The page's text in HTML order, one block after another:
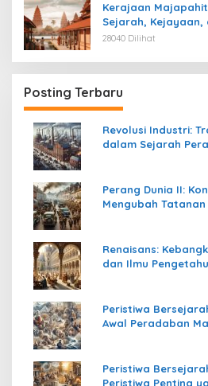
Kerajaan Majapahit
Sejarah, Kejayaan,
28040 Dilihat
Posting Terbaru
Revolusi Industri:
dalam Sejarah
Perang Dunia II:
Mengubah
Renaisans:
dan Ilmu
Peristiwa
Awal Peradaban
Peristiwa
Peristiwa Penting